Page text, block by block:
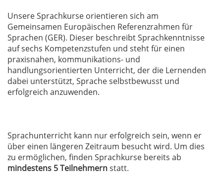
Unsere Sprachkurse orientieren sich am
Gemeinsamen Europäischen Referenzrahmen für
Sprachen (GER). Dieser beschreibt Sprachkenntnisse
auf sechs Kompetenzstufen und steht für einen
praxisnahen, kommunikations- und
handlungsorientierten Unterricht, der die Lernenden
dabei unterstützt, Sprache selbstbewusst und
erfolgreich anzuwenden.
Sprachunterricht kann nur erfolgreich sein, wenn er
über einen längeren Zeitraum besucht wird. Um dies
zu ermöglichen, finden Sprachkurse bereits ab
mindestens 5 Teilnehmernstatt.